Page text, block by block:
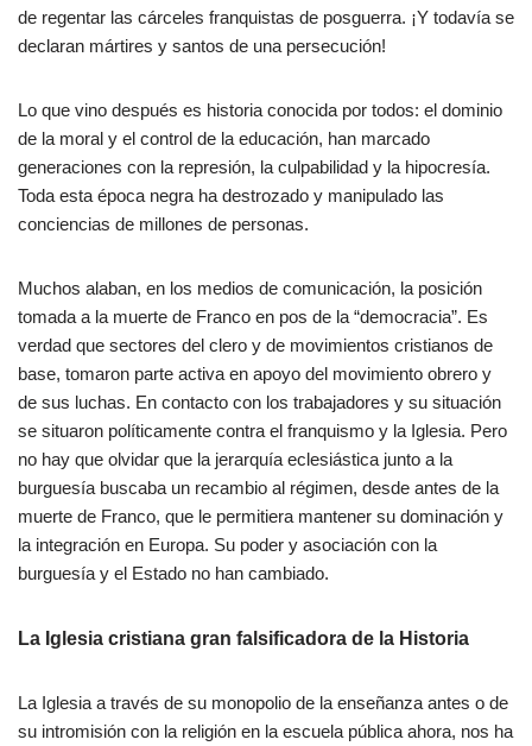
de regentar las cárceles franquistas de posguerra. ¡Y todavía se
declaran mártires y santos de una persecución!
Lo que vino después es historia conocida por todos: el dominio
de la moral y el control de la educación, han marcado
generaciones con la represión, la culpabilidad y la hipocresía.
Toda esta época negra ha destrozado y manipulado las
conciencias de millones de personas.
Muchos alaban, en los medios de comunicación, la posición
tomada a la muerte de Franco en pos de la “democracia”. Es
verdad que sectores del clero y de movimientos cristianos de
base, tomaron parte activa en apoyo del movimiento obrero y
de sus luchas. En contacto con los trabajadores y su situación
se situaron políticamente contra el franquismo y la Iglesia. Pero
no hay que olvidar que la jerarquía eclesiástica junto a la
burguesía buscaba un recambio al régimen, desde antes de la
muerte de Franco, que le permitiera mantener su dominación y
la integración en Europa. Su poder y asociación con la
burguesía y el Estado no han cambiado.
La Iglesia cristiana gran falsificadora de la Historia
La Iglesia a través de su monopolio de la enseñanza antes o de
su intromisión con la religión en la escuela pública ahora, nos ha